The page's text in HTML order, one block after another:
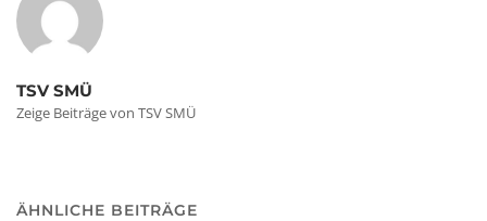
TSV SMÜ
Zeige Beiträge von TSV SMÜ
ÄHNLICHE BEITRÄGE